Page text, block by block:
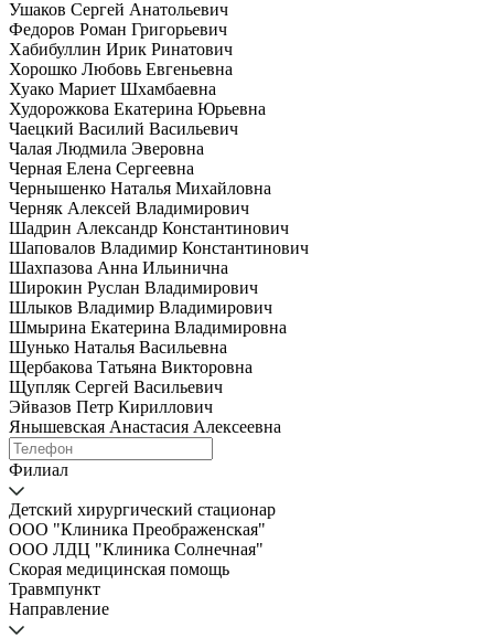
Ушаков Сергей Анатольевич
Федоров Роман Григорьевич
Хабибуллин Ирик Ринатович
Хорошко Любовь Евгеньевна
Хуако Мариет Шхамбаевна
Худорожкова Екатерина Юрьевна
Чаецкий Василий Васильевич
Чалая Людмила Эверовна
Черная Елена Сергеевна
Чернышенко Наталья Михайловна
Черняк Алексей Владимирович
Шадрин Александр Константинович
Шаповалов Владимир Константинович
Шахпазова Анна Ильинична
Широкин Руслан Владимирович
Шлыков Владимир Владимирович
Шмырина Екатерина Владимировна
Шунько Наталья Васильевна
Щербакова Татьяна Викторовна
Щупляк Сергей Васильевич
Эйвазов Петр Кириллович
Янышевская Анастасия Алексеевна
Филиал
Детский хирургический стационар
ООО "Клиника Преображенская"
ООО ЛДЦ "Клиника Солнечная"
Скорая медицинская помощь
Травмпункт
Направление